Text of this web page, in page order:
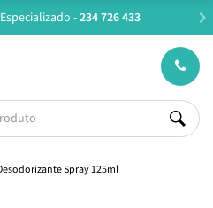
-234 726 433
Spray 125ml